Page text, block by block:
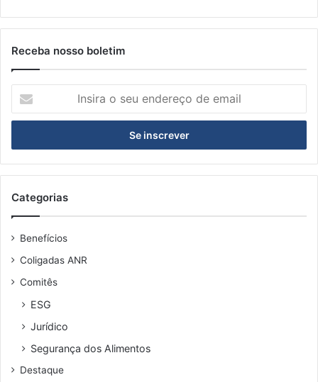
d
o
s
Receba nosso boletim
s
r
a
s
e
n
e
e
Categorias
Benefícios
Coligadas ANR
Comitês
ESG
Jurídico
Segurança dos Alimentos
Destaque